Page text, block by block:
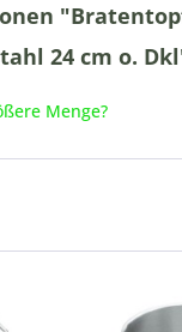
24 cm o.
Menge?